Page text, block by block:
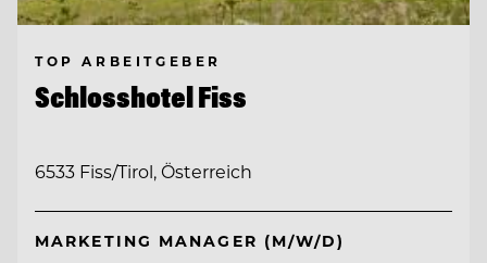
TOP ARBEITGEBER
Schlosshotel Fiss
6533 Fiss/Tirol, Österreich
MARKETING MANAGER (M/W/D)